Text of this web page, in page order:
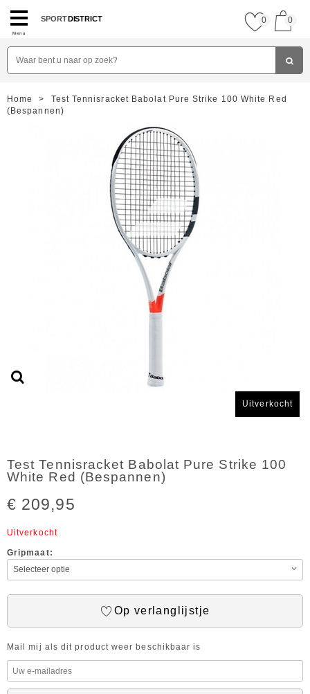
Menu
SPORTDISTRICT 0 0
Home >
Test Tennisracket Babolat Pure Strike 100 White Red
(Bespannen)
Uitverkocht
Test Tennisracket Babolat Pure Strike 100
White Red (Bespannen)
€ 209,95
Uitverkocht
Gripmaat:
Op verlanglijstje
Mail mij als dit product weer beschikbaar is